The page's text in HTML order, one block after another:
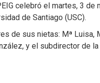
celebró el martes, 3
de Santiago (USC).
de sus nietas: Mª
y el subdirector de